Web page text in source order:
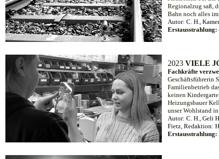
Regionalzug saß,
Bahn noch alles
Autor: C. H.,
Erstausstrahlung:
2023 VIELE
Fachkräfte
Geschäftsführerin
Familienbetrieb
keinen
Heizungsbauer
unser Wohlstand
Autor: C. H., Geli
Fietz, Redaktion:
Erstausstrahlung: